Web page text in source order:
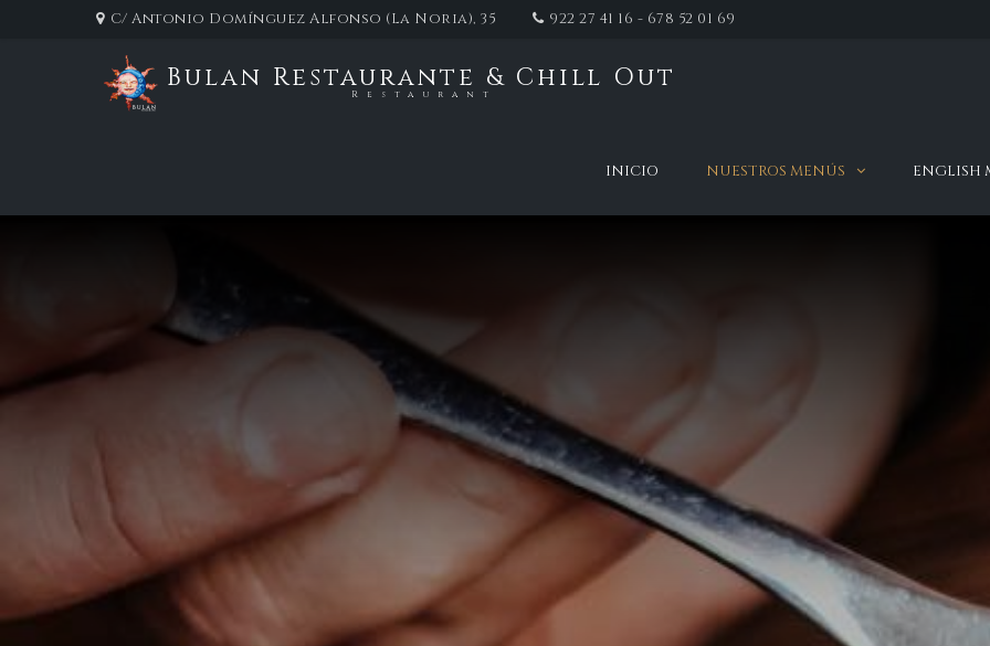
C/ Antonio Domínguez Alfonso (La Noria), 35 922 27 41 16 - 678 52 01 69
Bulan Restaurante & Chill Out
Restaurant
INICIO NUESTROS MENÚS ENGLISH